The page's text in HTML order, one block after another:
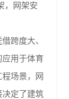
网架安
跨度大、
应用于体育
场景，网
决定了建筑